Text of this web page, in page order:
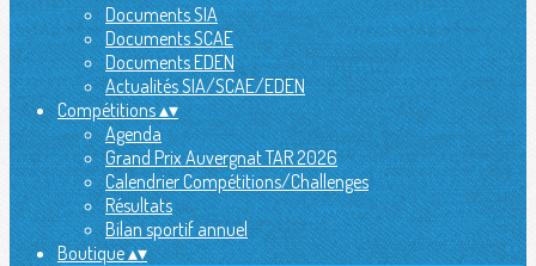
Documents SIA
Documents SCAE
Documents EDEN
Actualités SIA/SCAE/EDEN
Compétitions▴▾
Agenda
Grand Prix Auvergnat TAR 2026
Calendrier Compétitions/Challenges
Résultats
Bilan sportif annuel
Boutique▴▾